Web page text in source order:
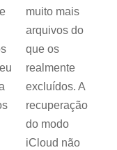
muito mais
arquivos do
que os
realmente
excluídos. A
recuperação
do modo
iCloud não